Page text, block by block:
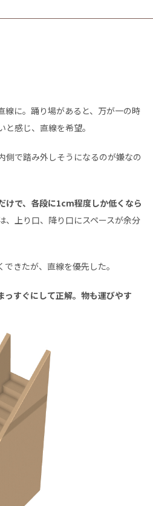
線に。踊り場があると、万が一の時
感じ、直線を希望。
側で踏み外しそうになるのが嫌なの
けで、各段に1cm程度しか低くなら
、上り口、降り口にスペースが余分
きたが、直線を優先した。
っすぐにして正解。物も運びやす